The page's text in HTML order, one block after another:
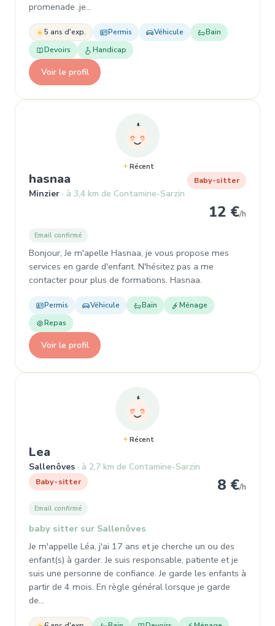
promenade .je…
5 ans d'exp. Permis Véhicule
Bain
Devoirs
Handicap
Voir le profil
Récent
hasnaa , Garde d'enfant à Minzier
Minzier à 3,4 km de Contamine-Sarzin
Baby-sitter
12 €/h
Email confirmé
Bonjour, Je m'apelle Hasnaa, je vous propose mes
services en garde d'enfant. N'hésitez pas a me
contacter pour plus de formations. Hasnaa.
Permis Véhicule Bain
Ménage
Repas
Voir le profil
Récent
Lea
Sallenôves à 2,7 km de Contamine-Sarzin
Baby-sitter 8 €/h
Email confirmé
baby sitter sur Sallenôves
Je m'appelle Léa, j'ai 17 ans et je cherche un ou des
enfant(s) à garder. Je suis responsable, patiente et je
suis une personne de confiance. Je garde les enfants à
partir de 4 mois. En règle général lorsque je garde
de…